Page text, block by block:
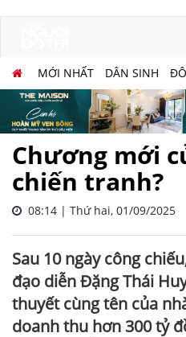
MỚI NHẤT DÂN SINH
Chương mới
chiến tranh?
08:14 | Thứ hai, 01/09/2025
Sau 10 ngày công
đạo diễn Đặng Thái
thuyết cùng tên của
doanh thu hơn 300 tỷ